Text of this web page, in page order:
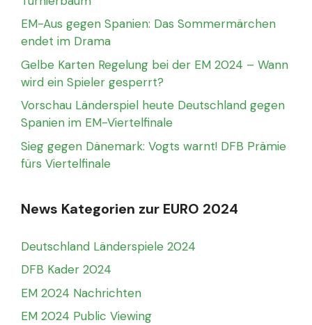
EM-Aus gegen Spanien: Das Sommermärchen
endet im Drama
Gelbe Karten Regelung bei der EM 2024 – Wann
wird ein Spieler gesperrt?
Vorschau Länderspiel heute Deutschland gegen
Spanien im EM-Viertelfinale
Sieg gegen Dänemark: Vogts warnt! DFB Prämie
fürs Viertelfinale
News Kategorien zur EURO 2024
Deutschland Länderspiele 2024
DFB Kader 2024
EM 2024 Nachrichten
EM 2024 Public Viewing